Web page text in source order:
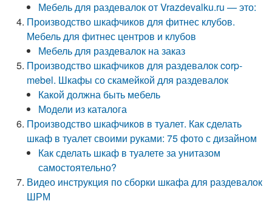
Мебель для раздевалок от Vrazdevalku.ru — это:
Производство шкафчиков для фитнес клубов.
Мебель для фитнес центров и клубов
Мебель для раздевалок на заказ
Производство шкафчиков для раздевалок corp-
mebel. Шкафы со скамейкой для раздевалок
Какой должна быть мебель
Модели из каталога
Производство шкафчиков в туалет. Как сделать
шкаф в туалет своими руками: 75 фото с дизайном
Как сделать шкаф в туалете за унитазом
самостоятельно?
Видео инструкция по сборки шкафа для раздевалок
ШРМ